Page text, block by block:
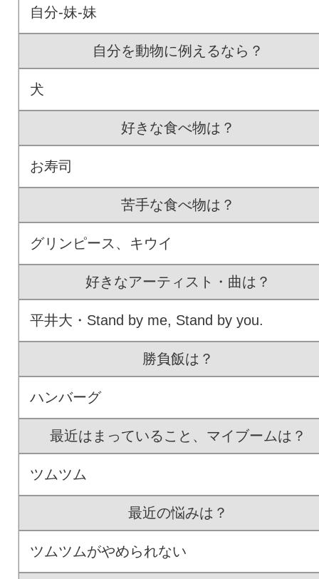
自分-妹-妹
自分を動物に例えるなら？
犬
好きな食べ物は？
お寿司
苦手な食べ物は？
グリンピース、キウイ
好きなアーティスト・曲は？
平井大・Stand by me, Stand by you.
勝負飯は？
ハンバーグ
最近はまっていること、マイブームは？
ツムツム
最近の悩みは？
ツムツムがやめられない